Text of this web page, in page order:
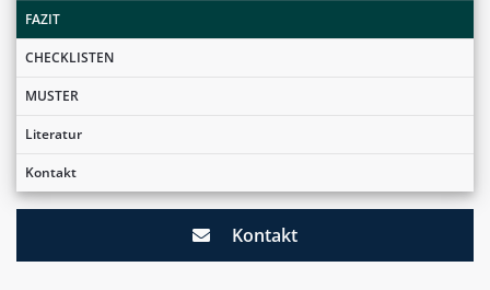
FAZIT
CHECKLISTEN
MUSTER
Literatur
Kontakt
Kontakt